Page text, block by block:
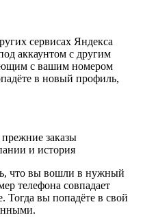
сервисах Яндекса
аккаунтом с другим
с вашим номером
в новый профиль,
заказы
и история
что вы вошли в нужный
телефона совпадает
Тогда вы попадёте в свой